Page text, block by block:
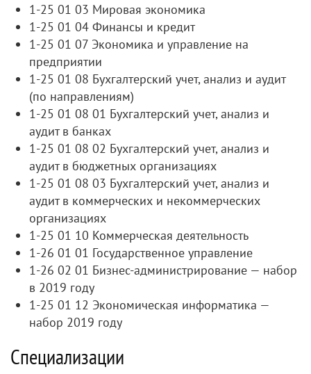
1-25 01 03 Мировая экономика
1-25 01 04 Финансы и кредит
1-25 01 07 Экономика и управление на
предприятии
1-25 01 08 Бухгалтерский учет, анализ и аудит
(по направлениям)
1-25 01 08 01 Бухгалтерский учет, анализ и
аудит в банках
1-25 01 08 02 Бухгалтерский учет, анализ и
аудит в бюджетных организациях
1-25 01 08 03 Бухгалтерский учет, анализ и
аудит в коммерческих и некоммерческих
организациях
1-25 01 10 Коммерческая деятельность
1-26 01 01 Государственное управление
1-26 02 01 Бизнес-администрирование — набор
в 2019 году
1-25 01 12 Экономическая информатика —
набор 2019 году
Специализации